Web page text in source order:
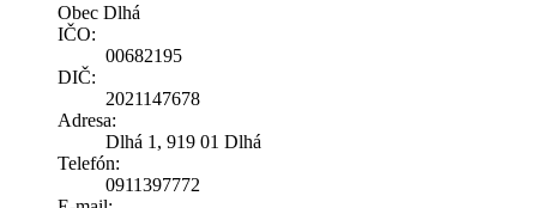
Obec Dlhá
IČO:
00682195
DIČ:
2021147678
Adresa:
Dlhá 1, 919 01 Dlhá
Telefón:
0911397772